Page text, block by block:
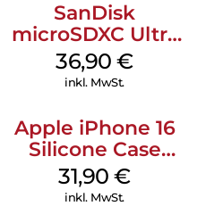
SanDisk
microSDXC Ultra
128 GB + Adapter
Mobile
36,90€
inkl. MwSt.
Apple iPhone 16
Silicone Case
MagSafe Fuchsia
31,90€
inkl. MwSt.